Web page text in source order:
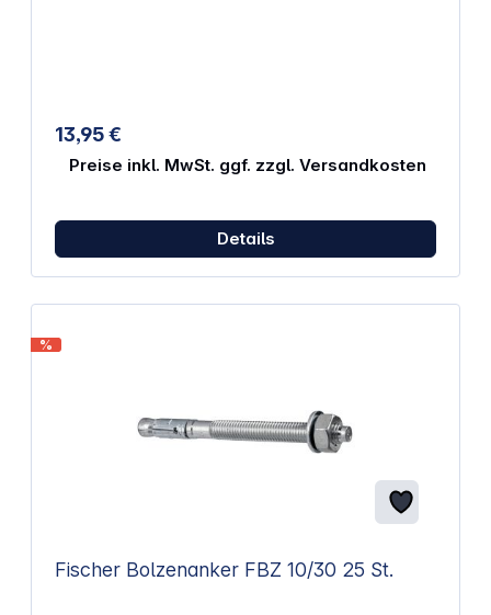
13,95 €
Preise inkl. MwSt. ggf. zzgl. Versandkosten
Details
%
Fischer Bolzenanker FBZ 10/30 25 St.